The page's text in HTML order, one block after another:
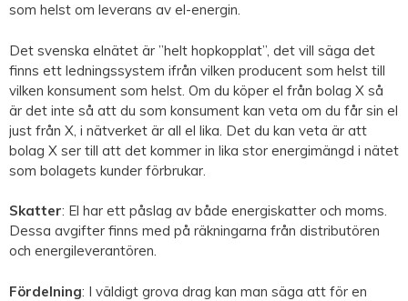
som helst om leverans av el-energin.
Det svenska elnätet är ”helt hopkopplat”, det vill säga det
finns ett ledningssystem ifrån vilken producent som helst till
vilken konsument som helst. Om du köper el från bolag X så
är det inte så att du som konsument kan veta om du får sin el
just från X, i nätverket är all el lika. Det du kan veta är att
bolag X ser till att det kommer in lika stor energimängd i nätet
som bolagets kunder förbrukar.
Skatter: El har ett påslag av både energiskatter och moms.
Dessa avgifter finns med på räkningarna från distributören
och energileverantören.
Fördelning: I väldigt grova drag kan man säga att för en